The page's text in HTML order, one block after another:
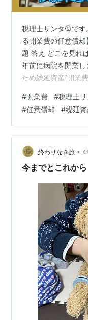
税理士サンタ🎅で
る開業費の任意償
題 答え どこを見れ
年前に病院を開業
ため繰延資産(開業
び翌年分の確定申
を、必要経費に算入
え 任意償却が可能
償却費として必要
資産(開業費)の償却
償却、又は 任意償…
#開業費 #税理士サ
#任意償却 #繰延
終わりなき旅 • 4
今までとこれか